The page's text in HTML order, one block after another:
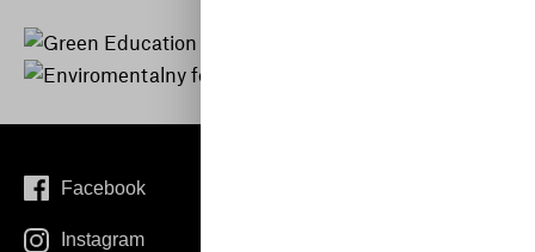
Facebook
Instagram